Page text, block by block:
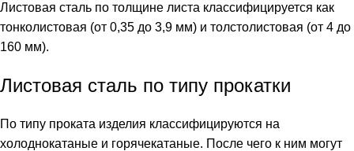
Листовая сталь по толщине листа классифицируется как
тонколистовая (от 0,35 до 3,9 мм) и толстолистовая (от 4 до
160 мм).
Листовая сталь по типу прокатки
По типу проката изделия классифицируются на
холоднокатаные и горячекатаные. После чего к ним могут